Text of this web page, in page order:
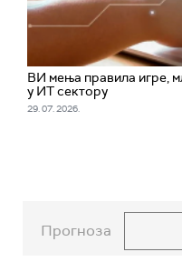
ВИ мења правила игре,
у ИТ сектору
29. 07. 2026.
Прогноза